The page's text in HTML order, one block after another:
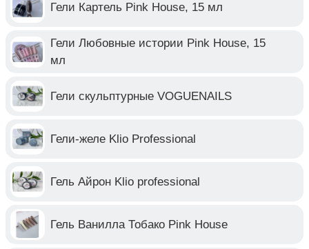
Гели Картель Pink House, 15 мл
Гели Любовные истории Pink House, 15
мл
Гели скульптурные VOGUENAILS
Гели-желе Klio Professional
Гель Айрон Klio professional
Гель Ванилла Тобако Pink House